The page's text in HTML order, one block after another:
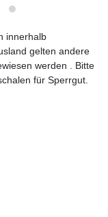
innerhalb
gelten andere
werden . Bitte
für Sperrgut.